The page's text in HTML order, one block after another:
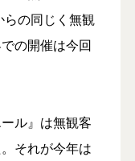
の同じく無観
の開催は今回
ル』は無観客
それが今年は